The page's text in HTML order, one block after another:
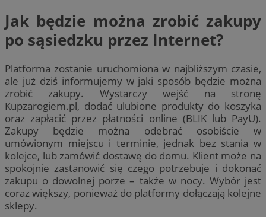
Jak będzie można zrobić zakupy
po sąsiedzku przez Internet?
Platforma zostanie uruchomiona w najbliższym czasie,
ale już dziś informujemy w jaki sposób będzie można
zrobić zakupy. Wystarczy wejść na stronę
Kupzarogiem.pl, dodać ulubione produkty do koszyka
oraz zapłacić przez płatności online (BLIK lub PayU).
Zakupy będzie można odebrać osobiście w
umówionym miejscu i terminie, jednak bez stania w
kolejce, lub zamówić dostawę do domu. Klient może na
spokojnie zastanowić się czego potrzebuje i dokonać
zakupu o dowolnej porze – także w nocy. Wybór jest
coraz większy, ponieważ do platformy dołączają kolejne
sklepy.